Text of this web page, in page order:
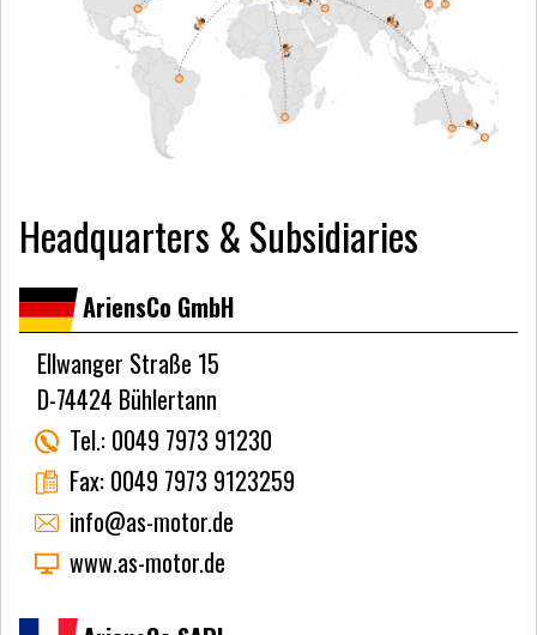
Headquarters & Subsidiaries
AriensCo GmbH
Ellwanger Straße 15
D-74424 Bühlertann
Tel.: 0049 7973 91230
Fax: 0049 7973 9123259
info@as-motor.de
www.as-motor.de